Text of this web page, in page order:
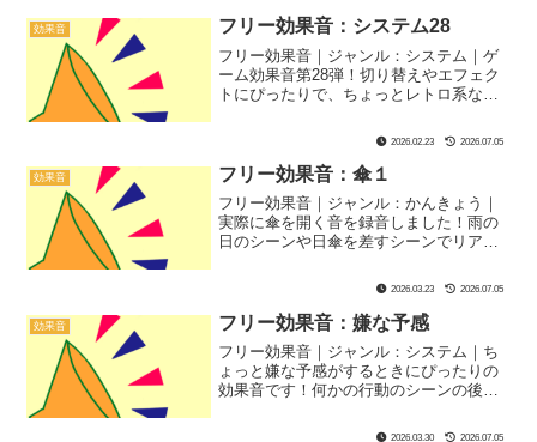
効果音 フリー効果音：システム28
フリー効果音｜ジャンル：システム｜ゲ
ーム効果音第28弾！切り替えやエフェク
トにぴったりで、ちょっとレトロ系なキ
2026.02.23 2026.07.05
効果音 フリー効果音：傘１
フリー効果音｜ジャンル：かんきょう｜
実際に傘を開く音を録音しました！雨の
日のシーンや日傘を差すシーンでリアル
2026.03.23 2026.07.05
効果音 フリー効果音：嫌な予感
フリー効果音｜ジャンル：システム｜ち
ょっと嫌な予感がするときにぴったりの
効果音です！何かの行動のシーンの後に
2026.03.30 2026.07.05